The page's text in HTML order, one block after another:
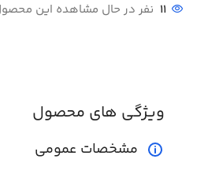
11 نفر در حال مشاهده این
ویژگی های محصول
مشخصات عمومی